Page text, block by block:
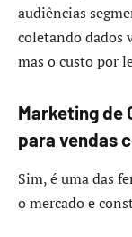
audiências
coletando dados
mas o custo por
Marketing de
para vendas
Sim, é uma das
o mercado e